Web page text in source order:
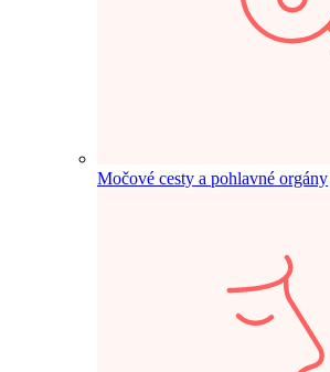
Močové cesty a pohlavné orgány